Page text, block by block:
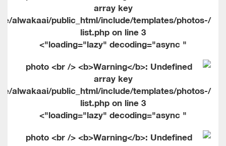
alwakaai/public_html/include/templates/photos-
list.php on line3
" loading="lazy" decoding="async">
alwakaai/public_html/include/templates/photos-
list.php on line3
" loading="lazy" decoding="async">